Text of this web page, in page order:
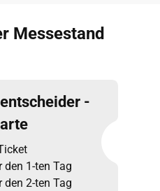
Messestand
-
den 1-ten Tag
den 2-ten Tag